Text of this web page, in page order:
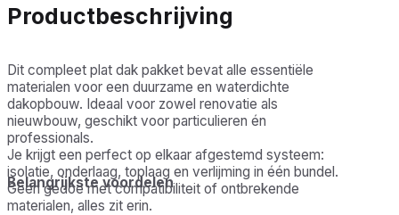
Productbeschrijving
Dit compleet plat dak pakket bevat alle essentiële
materialen voor een duurzame en waterdichte
dakopbouw. Ideaal voor zowel renovatie als
nieuwbouw, geschikt voor particulieren én
professionals.
Je krijgt een perfect op elkaar afgestemd systeem:
isolatie, onderlaag, toplaag en verlijming in één bundel.
Geen gedoe met compatibiliteit of ontbrekende
materialen, alles zit erin.
Belangrijkste voordelen